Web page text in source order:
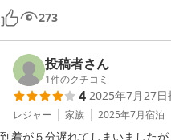
で残念でした。
そこが改善されたら、山口に行
273
投稿者さん
1件のクチコミ
4 2025年7月27日
レジャー 家族 2025年7月宿泊
到着が５分遅れてしまいました